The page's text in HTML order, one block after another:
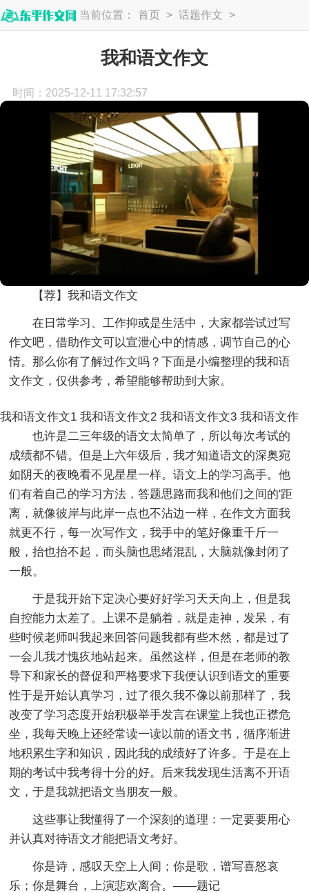
当前位置： 首页 > 话题作文 >
我和语文作文
时间：2025-12-11 17:32:57
【荐】我和语文作文
在日常学习、工作抑或是生活中，大家都尝试过写
作文吧，借助作文可以宣泄心中的情感，调节自己的心
情。那么你有了解过作文吗？下面是小编整理的我和语
文作文，仅供参考，希望能够帮助到大家。
我和语文作文1
也许是二三年级的语文太简单了，所以每次考试的
成绩都不错。但是上六年级后，我才知道语文的深奥宛
如阴天的夜晚看不见星星一样。语文上的学习高手。他
们有着自己的学习方法，答题思路而我和他们之间的'距
离，就像彼岸与此岸一点也不沾边一样，在作文方面我
就更不行，每一次写作文，我手中的笔好像重千斤一
般，抬也抬不起，而头脑也思绪混乱，大脑就像封闭了
一般。
于是我开始下定决心要好好学习天天向上，但是我
自控能力太差了。上课不是躺着，就是走神，发呆，有
些时候老师叫我起来回答问题我都有些木然，都是过了
一会儿我才愧疚地站起来。虽然这样，但是在老师的教
导下和家长的督促和严格要求下我便认识到语文的重要
性于是开始认真学习，过了很久我不像以前那样了，我
改变了学习态度开始积极举手发言在课堂上我也正襟危
坐，我每天晚上还经常读一读以前的语文书，循序渐进
地积累生字和知识，因此我的成绩好了许多。于是在上
期的考试中我考得十分的好。后来我发现生活离不开语
文，于是我就把语文当朋友一般。
这些事让我懂得了一个深刻的道理：一定要要用心
并认真对待语文才能把语文考好。
我和语文作文2
你是诗，感叹天空上人间；你是歌，谱写喜怒哀
乐；你是舞台，上演悲欢离合。——题记
我和语文作文3 我和语文作